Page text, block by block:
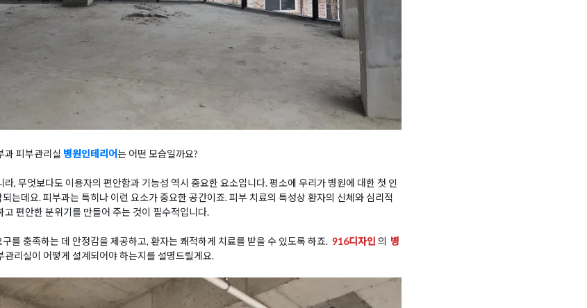
과 피부관리실 병원인테리어는 어떤 모습일까요?
, 무엇보다도 이용자의 편안함과 기능성 역시 중요한 요소입니다. 평소에 우리가 병원에 대한 첫 인
는데요. 피부과는 특히나 이런 요소가 중요한 공간이죠. 피부 치료의 특성상 환자의 신체와 심리적
편안한 분위기를 만들어 주는 것이 필수적입니다.
를 충족하는 데 안정감을 제공하고, 환자는 쾌적하게 치료를 받을 수 있도록 하죠. 916디자인 의 병
관리실이 어떻게 설계되어야 하는지를 설명드릴게요.